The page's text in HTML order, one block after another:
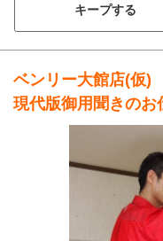
キープする
ベンリー大館店(仮)
現代版御用聞きのお